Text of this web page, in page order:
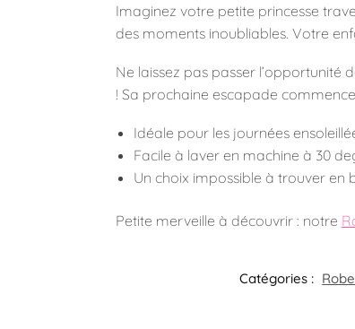
Imaginez votre petite princesse
des moments inoubliables. Votre
Ne laissez pas passer
! Sa prochaine escapade
Idéale pour les journées
Facile à laver en machine à 30
Un choix impossible à trouver en
Petite merveille à découvrir : notre
Catégories :